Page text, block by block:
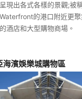
現出各式各樣的景觀;被
的港口附近更聚
酒店和大型購物商場。
海濱娛樂城購物區